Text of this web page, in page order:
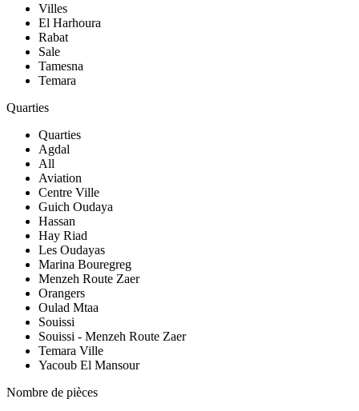
Villes
El Harhoura
Rabat
Sale
Tamesna
Temara
Quarties
Quarties
Agdal
All
Aviation
Centre Ville
Guich Oudaya
Hassan
Hay Riad
Les Oudayas
Marina Bouregreg
Menzeh Route Zaer
Orangers
Oulad Mtaa
Souissi
Souissi - Menzeh Route Zaer
Temara Ville
Yacoub El Mansour
Nombre de pièces